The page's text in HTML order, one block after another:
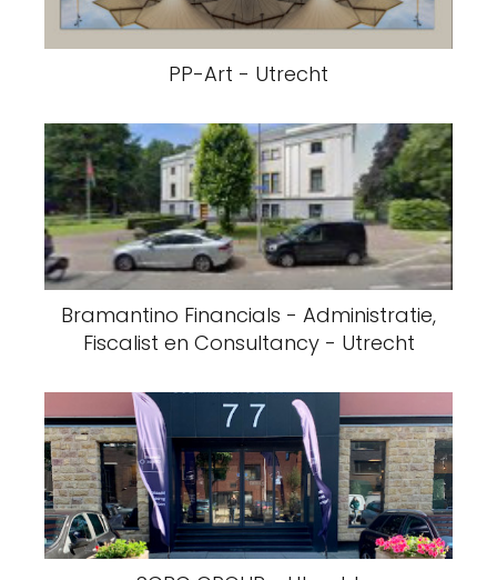
PP-Art - Utrecht
Bramantino Financials - Administratie,
Fiscalist en Consultancy - Utrecht